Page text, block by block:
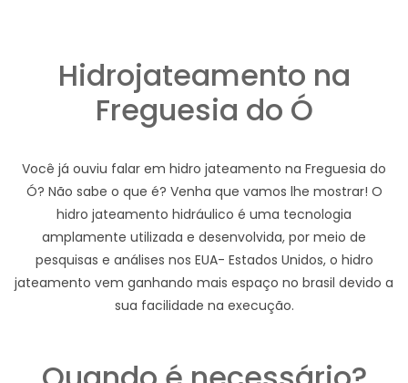
Hidrojateamento na
Freguesia do Ó
Você já ouviu falar em hidro jateamento na Freguesia do
Ó? Não sabe o que é? Venha que vamos lhe mostrar! O
hidro jateamento hidráulico é uma tecnologia
amplamente utilizada e desenvolvida, por meio de
pesquisas e análises nos EUA- Estados Unidos, o hidro
jateamento vem ganhando mais espaço no brasil devido a
sua facilidade na execução.